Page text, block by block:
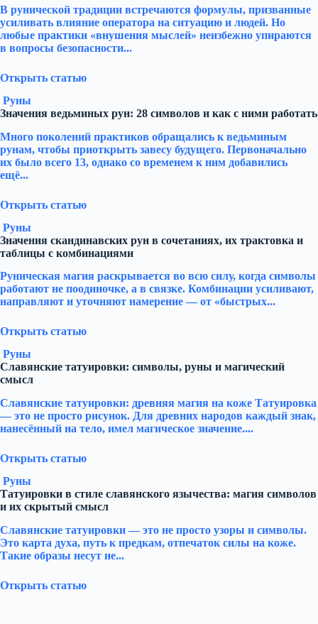
В рунической традиции встречаются формулы, призванные
усиливать влияние оператора на ситуацию и людей. Но
любые практики «внушения мыслей» неизбежно упираются
в вопросы безопасности...
Открыть статью
Руны
Значения ведьминых рун: 28 символов и как с ними работать
Много поколений практиков обращались к ведьминым
рунам, чтобы приоткрыть завесу будущего. Первоначально
их было всего 13, однако со временем к ним добавились
ещё...
Открыть статью
Руны
Значения скандинавских рун в сочетаниях, их трактовка и
таблицы с комбинациями
Руническая магия раскрывается во всю силу, когда символы
работают не поодиночке, а в связке. Комбинации усиливают,
направляют и уточняют намерение — от «быстрых...
Открыть статью
Руны
Славянские татуировки: символы, руны и магический
смысл
Славянские татуировки: древняя магия на коже Татуировка
— это не просто рисунок. Для древних народов каждый знак,
нанесённый на тело, имел магическое значение....
Открыть статью
Руны
Татуировки в стиле славянского язычества: магия символов
и их скрытый смысл
Славянские татуировки — это не просто узоры и символы.
Это карта духа, путь к предкам, отпечаток силы на коже.
Такие образы несут не...
Открыть статью